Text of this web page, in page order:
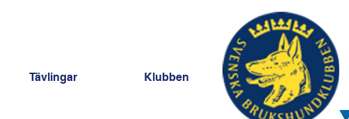
Tävlingar Klubben